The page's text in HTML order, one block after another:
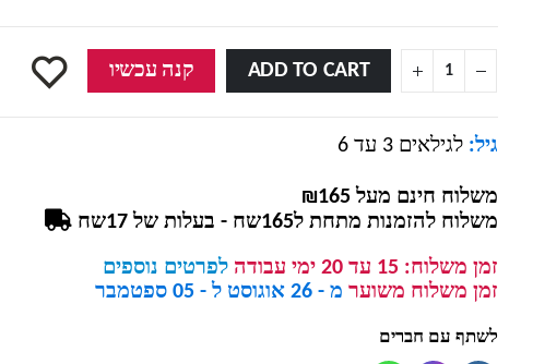
ADD TO CART קנה עכשיו
גיל: לגילאים 3 עד 6
משלוח חינם מעל ₪165
משלוח להזמנות מתחת ל165שח - בעלות של 17שח
זמן משלוח:
לפרטים נוספים
זמן משלוח משוער מ - 26 אוגוסט ל - 05 ספטמבר
לשתף עם חברים